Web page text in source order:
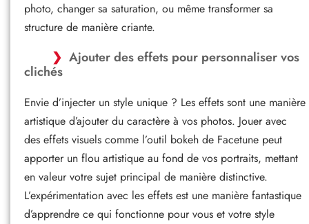
photo, changer sa saturation, ou même transformer sa
structure de manière criante.
Ajouter des effets pour personnaliser vos
clichés
Envie d’injecter un style unique ? Les effets sont une manière
artistique d’ajouter du caractère à vos photos. Jouer avec
des effets visuels comme l’outil bokeh de Facetune peut
apporter un flou artistique au fond de vos portraits, mettant
en valeur votre sujet principal de manière distinctive.
L’expérimentation avec les effets est une manière fantastique
d’apprendre ce qui fonctionne pour vous et votre style